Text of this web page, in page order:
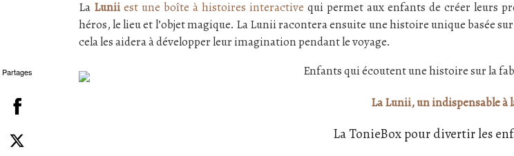
La Lunii est une boîte à histoires interactive qui permet aux enfants de créer leurs
héros, le lieu et l’objet magique. La Lunii racontera ensuite une histoire unique basée
cela les aidera à développer leur imagination pendant le voyage.
La Lunii, un indispensable à
La TonieBox pour divertir les
Partages